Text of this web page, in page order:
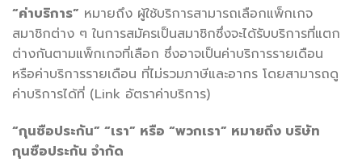
“ค่าบริการ” หมายถึง ผู้ใช้บริการสามารถเลือกแพ็กเกจ
สมาชิกต่าง ๆ ในการสมัครเป็นสมาชิกซึ่งจะได้รับบริการที่แตก
ต่างกันตามแพ็กเกจที่เลือก ซึ่งอาจเป็นค่าบริการรายเดือน
หรือค่าบริการรายเดือน ที่ไม่รวมภาษีและอากร โดยสามารถดู
ค่าบริการได้ที่ (Link อัตราค่าบริการ)
“กุนซือประกัน” “เรา” หรือ “พวกเรา” หมายถึง บริษัท
กุนซือประกัน จำกัด